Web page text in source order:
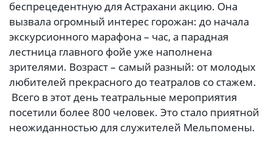
беспрецедентную для Астрахани акцию. Она
вызвала огромный интерес горожан: до начала
экскурсионного марафона – час, а парадная
лестница главного фойе уже наполнена
зрителями. Возраст – самый разный: от молодых
любителей прекрасного до театралов со стажем.
Всего в этот день театральные мероприятия
посетили более 800 человек. Это стало приятной
неожиданностью для служителей Мельпомены.